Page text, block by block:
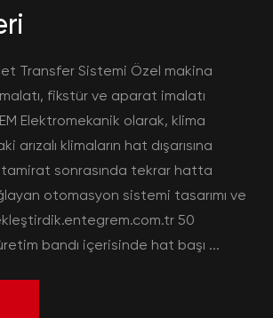
Transfer Sistemi Özel makina
fikstür ve aparat imalatı
Elektromekanik olarak, klima
arızalı klimaların hat dışarısına
tamirat sonrasında tekrar hatta
otomasyon sistemi tasarımı ve
50
bandı içerisinde hat başı ...